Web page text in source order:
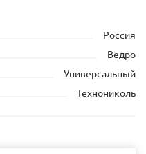
Россия
Ведро
Универсальный
Технониколь